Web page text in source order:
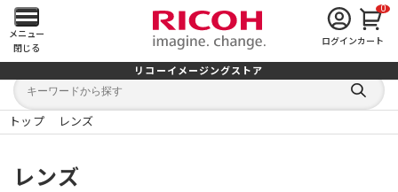
メ
イ
ン
メ
ニ
メニュー
閉じる
ログイン
0
カート
リコーイメージングストア
キ
ワ
ー
キ
検
索
る
トップ レンズ
レンズ